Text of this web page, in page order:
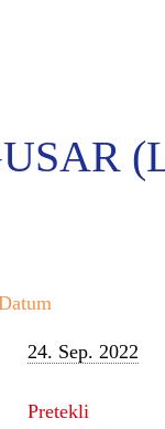
24. Sep. 2022
Pretekli